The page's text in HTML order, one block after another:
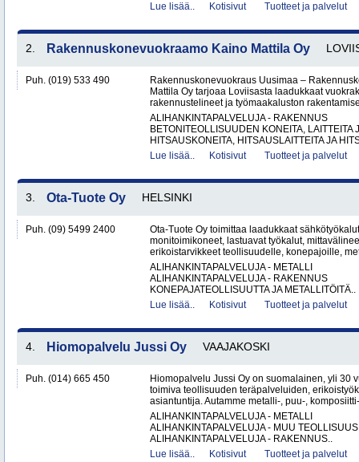
Lue lisää..
Kotisivut Tuotteet ja palvelut
2. Rakennuskonevuokraamo Kaino Mattila Oy
Puh. (019) 533 490
Rakennuskonevuokraus Uusimaa –
Mattila Oy tarjoaa Loviisasta laadukkaat
rakennustelineet ja työmaakaluston
ALIHANKINTAPALVELUJA - RAKENNUS
BETONITEOLLISUUDEN KONEITA, LAITTEITA
HITSAUSKONEITA, HITSAUSLAITTEITA JA
Lue lisää..
Kotisivut Tuotteet ja palvelut
3. Ota-Tuote Oy HELSINKI
Puh. (09) 5499 2400
Ota-Tuote Oy toimittaa laadukkaat
monitoimikoneet, lastuavat työkalut,
erikoistarvikkeet teollisuudelle, konepajoille,
ALIHANKINTAPALVELUJA - METALLI
ALIHANKINTAPALVELUJA - RAKENNUS
KONEPAJATEOLLISUUTTA JA METALLITÖITÄ..
Lue lisää..
Kotisivut Tuotteet ja palvelut
4. Hiomopalvelu Jussi Oy VAAJAKOSKI
Puh. (014) 665 450
Hiomopalvelu Jussi Oy on suomalainen, yli 30
toimiva teollisuuden teräpalveluiden,
asiantuntija. Autamme metalli-, puu-,
ALIHANKINTAPALVELUJA - METALLI
ALIHANKINTAPALVELUJA - MUU TEOLLISUUS
ALIHANKINTAPALVELUJA - RAKENNUS..
Lue lisää..
Kotisivut Tuotteet ja palvelut